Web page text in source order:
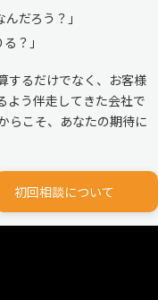
だろう？」
？」
するだけでなく、お客様
よう伴走してきた会社で
らこそ、あなたの期待に
初回相談について